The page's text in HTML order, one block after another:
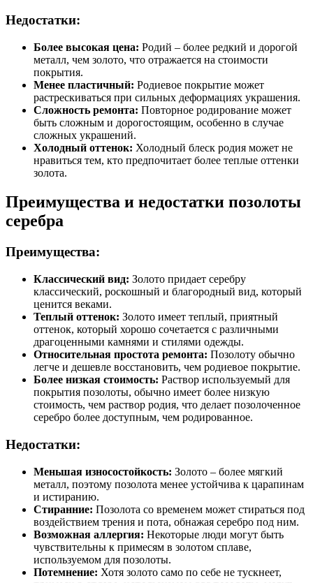
Недостатки:
Более высокая цена: Родий – более редкий и дорогой
металл, чем золото, что отражается на стоимости
покрытия.
Менее пластичный: Родиевое покрытие может
растрескиваться при сильных деформациях украшения.
Сложность ремонта: Повторное родирование может
быть сложным и дорогостоящим, особенно в случае
сложных украшений.
Холодный оттенок: Холодный блеск родия может не
нравиться тем, кто предпочитает более теплые оттенки
золота.
Преимущества и недостатки позолоты
серебра
Преимущества:
Классический вид: Золото придает серебру
классический, роскошный и благородный вид, который
ценится веками.
Теплый оттенок: Золото имеет теплый, приятный
оттенок, который хорошо сочетается с различными
драгоценными камнями и стилями одежды.
Относительная простота ремонта: Позолоту обычно
легче и дешевле восстановить, чем родиевое покрытие.
Более низкая стоимость: Раствор используемый для
покрытия позолоты, обычно имеет более низкую
стоимость, чем раствор родия, что делает позолоченное
серебро более доступным, чем родированное.
Недостатки:
Меньшая износостойкость: Золото – более мягкий
металл, поэтому позолота менее устойчива к царапинам
и истиранию.
Стиранние: Позолота со временем может стираться под
воздействием трения и пота, обнажая серебро под ним.
Возможная аллергия: Некоторые люди могут быть
чувствительны к примесям в золотом сплаве,
используемом для позолоты.
Потемнение: Хотя золото само по себе не тускнеет,